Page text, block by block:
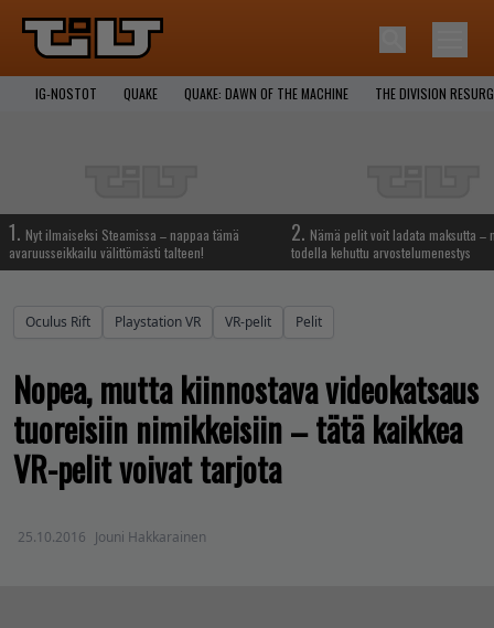
IG-NOSTOT QUAKE QUAKE: DAWN OF THE MACHINE THE DIVISION
1. Nyt ilmaiseksi Steamissa – nappaa tämä
avaruusseikkailu välittömästi talteen!
2. Nämä pelit voit ladata maksutta –
todella kehuttu arvostelumenestys
Oculus Rift Playstation VR VR-pelit Pelit
Nopea, mutta kiinnostava videokatsaus
tuoreisiin nimikkeisiin – tätä kaikkea
VR-pelit voivat tarjota
25.10.2016 Jouni Hakkarainen